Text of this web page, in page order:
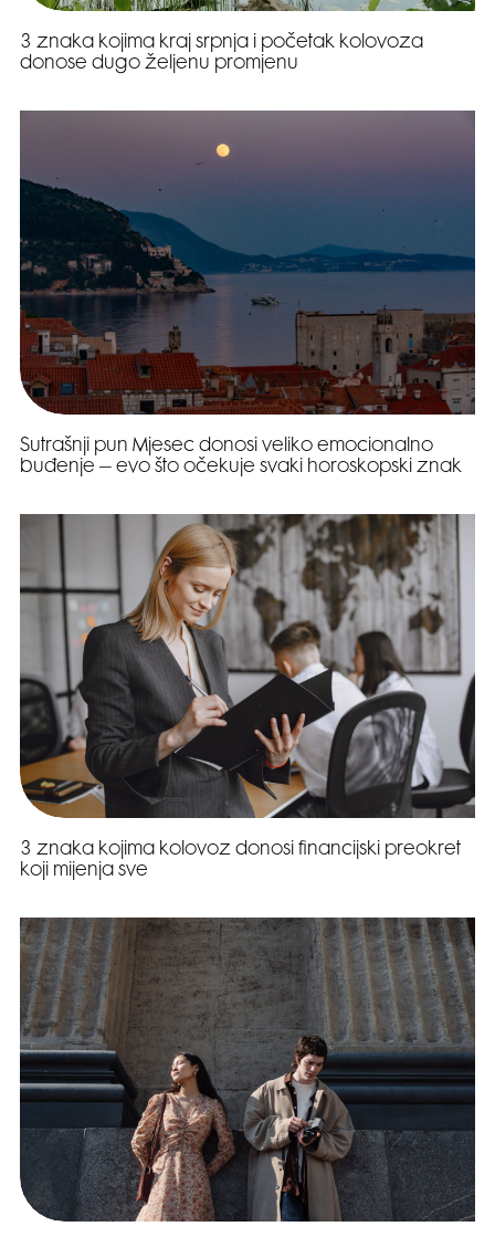
3 znaka kojima kraj srpnja i početak kolovoza
donose dugo željenu promjenu
Sutrašnji pun Mjesec donosi veliko emocionalno
buđenje – evo što očekuje svaki horoskopski znak
3 znaka kojima kolovoz donosi financijski preokret
koji mijenja sve